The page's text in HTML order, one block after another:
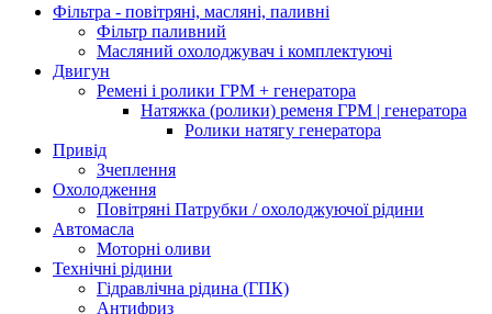
Фільтра - повітряні, масляні, паливні
Фільтр паливний
Масляний охолоджувач і комплектуючі
Двигун
Ремені і ролики ГРМ + генератора
Натяжка (ролики) ременя ГРМ | генератора
Ролики натягу генератора
Привід
Зчеплення
Охолодження
Повітряні Патрубки / охолоджуючої рідини
Автомасла
Моторні оливи
Технічні рідини
Гідравлічна рідина (ГПК)
Антифриз